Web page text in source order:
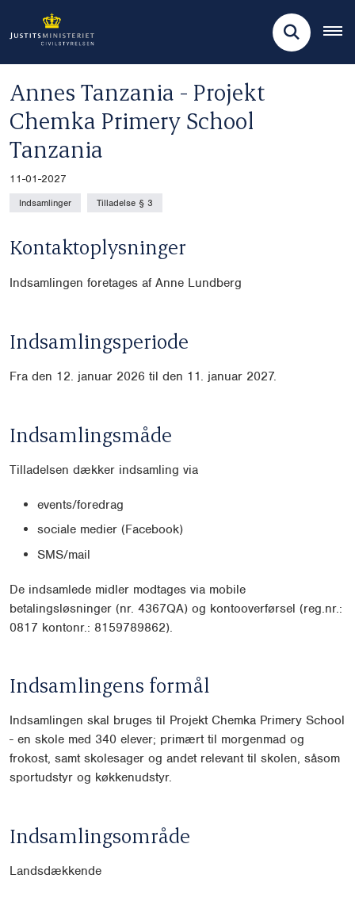
Annes Tanzania - Projekt
Chemka Primery School
Tanzania
11-01-2027
Indsamlinger Tilladelse § 3
Kontaktoplysninger
Indsamlingen foretages af Anne Lundberg
Indsamlingsperiode
Fra den 12. januar 2026 til den 11. januar 2027.
Indsamlingsmåde
Tilladelsen dækker indsamling via
events/foredrag
sociale medier (Facebook)
SMS/mail
De indsamlede midler modtages via mobile
betalingsløsninger (nr. 4367QA) og kontooverførsel (reg.nr.:
0817 kontonr.: 8159789862).
Indsamlingens formål
Indsamlingen skal bruges til Projekt Chemka Primery School
- en skole med 340 elever; primært til morgenmad og
frokost, samt skolesager og andet relevant til skolen, såsom
sportudstyr og køkkenudstyr.
Indsamlingsområde
Landsdækkende